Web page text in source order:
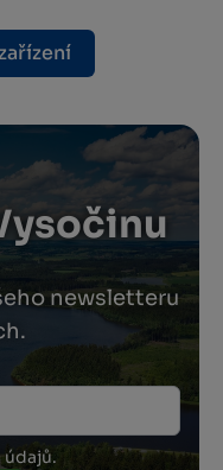
newsletteru
údajů.